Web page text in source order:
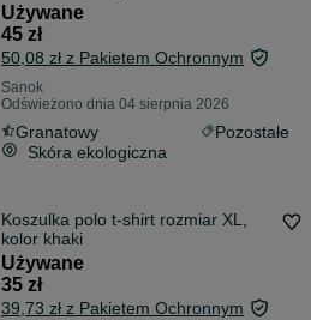
Używane
45 zł
50,08 zł z Pakietem Ochronnym
Sanok
Odświeżono dnia 04 sierpnia 2026
Granatowy
Pozostałe
Skóra ekologiczna
Koszulka polo t-shirt rozmiar XL,
kolor khaki
Używane
35 zł
39,73 zł z Pakietem Ochronnym